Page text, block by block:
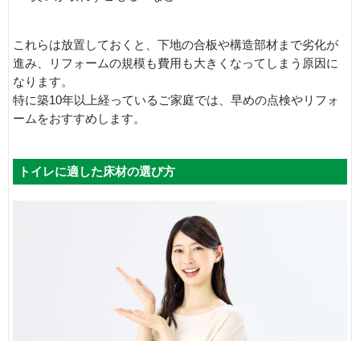
これらは放置しておくと、下地の合板や構造部材まで劣化が
進み、リフォームの規模も費用も大きくなってしまう原因に
なります。
特に築10年以上経っているご家庭では、早めの点検やリフォ
ームをおすすめします。
トイレに適した床材の選び方